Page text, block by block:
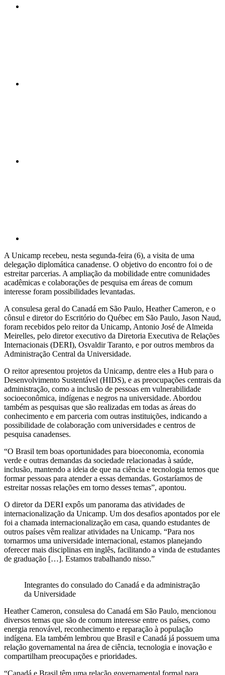
A Unicamp recebeu, nesta segunda-feira (6), a visita de uma
delegação diplomática canadense. O objetivo do encontro foi o de
estreitar parcerias. A ampliação da mobilidade entre comunidades
acadêmicas e colaborações de pesquisa em áreas de comum
interesse foram possibilidades levantadas.
A consulesa geral do Canadá em São Paulo, Heather Cameron, e o
cônsul e diretor do Escritório do Québec em São Paulo, Jason Naud,
foram recebidos pelo reitor da Unicamp, Antonio José de Almeida
Meirelles, pelo diretor executivo da Diretoria Executiva de Relações
Internacionais (DERI), Osvaldir Taranto, e por outros membros da
Administração Central da Universidade.
O reitor apresentou projetos da Unicamp, dentre eles a Hub para o
Desenvolvimento Sustentável (HIDS), e as preocupações centrais da
administração, como a inclusão de pessoas em vulnerabilidade
socioeconômica, indígenas e negros na universidade. Abordou
também as pesquisas que são realizadas em todas as áreas do
conhecimento e em parceria com outras instituições, indicando a
possibilidade de colaboração com universidades e centros de
pesquisa canadenses.
“O Brasil tem boas oportunidades para bioeconomia, economia
verde e outras demandas da sociedade relacionadas à saúde,
inclusão, mantendo a ideia de que na ciência e tecnologia temos que
formar pessoas para atender a essas demandas. Gostaríamos de
estreitar nossas relações em torno desses temas”, apontou.
O diretor da DERI expôs um panorama das atividades de
internacionalização da Unicamp. Um dos desafios apontados por ele
foi a chamada internacionalização em casa, quando estudantes de
outros países vêm realizar atividades na Unicamp. “Para nos
tornarmos uma universidade internacional, estamos planejando
oferecer mais disciplinas em inglês, facilitando a vinda de estudantes
de graduação […]. Estamos trabalhando nisso.”
Integrantes do consulado do Canadá e da administração
da Universidade
Heather Cameron, consulesa do Canadá em São Paulo, mencionou
diversos temas que são de comum interesse entre os países, como
energia renovável, reconhecimento e reparação à população
indígena. Ela também lembrou que Brasil e Canadá já possuem uma
relação governamental na área de ciência, tecnologia e inovação e
compartilham preocupações e prioridades.
“Canadá e Brasil têm uma relação governamental formal para